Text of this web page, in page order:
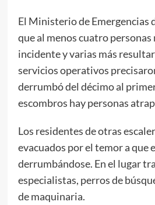
El Ministerio de Emergencias
que al menos cuatro personas
incidente y varias más
servicios operativos
derrumbó del décimo al
escombros hay personas
Los residentes de otras
evacuados por el temor a que
derrumbándose. En el lugar
especialistas, perros de
de maquinaria.